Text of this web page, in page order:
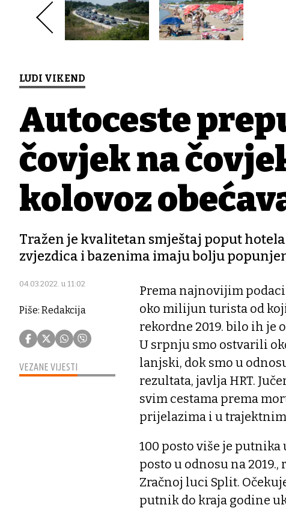
LUDI VIKEND
Autoceste
čovjek na
kolovoz
Tražen je kvalitetan smještaj poput
zvjezdica i bazenima imaju bolju
04.03.2022. u 11:02
Piše: Redakcija
VEZANE VIJESTI
Prema najnovijim
oko milijun turista od
rekordne 2019. bilo ih je
U srpnju smo ostvarili
lanjski, dok smo u
rezultata, javlja HRT.
svim cestama prema
prijelazima i u
100 posto više je
posto u odnosu na
Zračnoj luci Split.
putnik do kraja godine